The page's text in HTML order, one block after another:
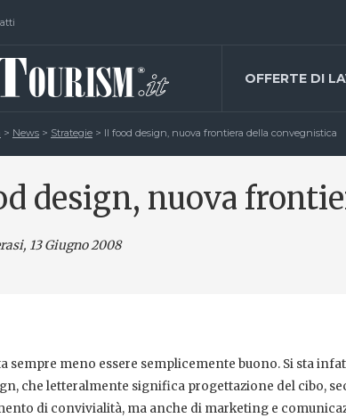
OFFERTE DI
> News > Strategie > Il food design, nuova frontiera della convegnistica
design, nuova
, 13 Giugno 2008
sempre meno essere semplicemente buono. Si sta
che letteralmente significa progettazione del cibo,
di convivialità, ma anche di marketing e